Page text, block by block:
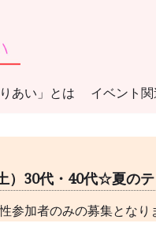
あい」とは イベント関
30代・40代☆夏のテ
参加者のみの募集となり